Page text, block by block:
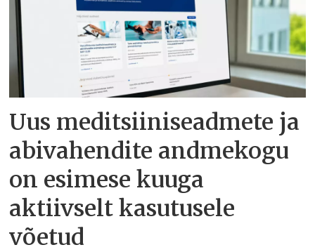
Uus meditsiiniseadmete ja
abivahendite andmekogu
on esimese kuuga
aktiivselt kasutusele
võetud